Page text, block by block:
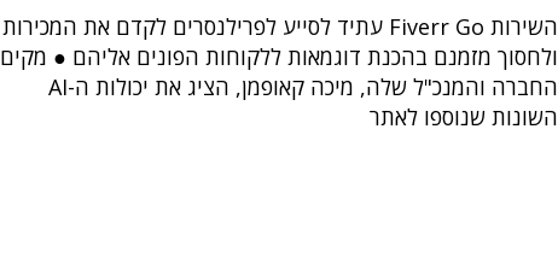
השירות Fiverr Go עתיד לסייע לפרילנסרים לקדם את המכירות
ולחסוך מזמנם בהכנת דוגמאות ללקוחות הפונים אליהם ● מקים
החברה והמנכ"ל שלה, מיכה קאופמן, הציג את יכולות ה-AI
השונות שנוספו לאתר